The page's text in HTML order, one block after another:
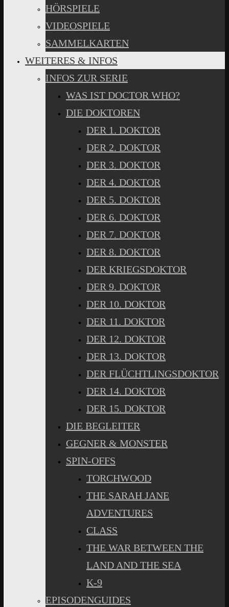
HÖRSPIELE
VIDEOSPIELE
SAMMELKARTEN
WEITERES & INFOS
INFOS ZUR SERIE
WAS IST DOCTOR WHO?
DIE DOKTOREN
DER 1. DOKTOR
DER 2. DOKTOR
DER 3. DOKTOR
DER 4. DOKTOR
DER 5. DOKTOR
DER 6. DOKTOR
DER 7. DOKTOR
DER 8. DOKTOR
DER KRIEGSDOKTOR
DER 9. DOKTOR
DER 10. DOKTOR
DER 11. DOKTOR
DER 12. DOKTOR
DER 13. DOKTOR
DER FLÜCHTLINGSDOKTOR
DER 14. DOKTOR
DER 15. DOKTOR
DIE BEGLEITER
GEGNER & MONSTER
SPIN-OFFS
TORCHWOOD
THE SARAH JANE
ADVENTURES
CLASS
THE WAR BETWEEN THE
LAND AND THE SEA
K-9
EPISODENGUIDES